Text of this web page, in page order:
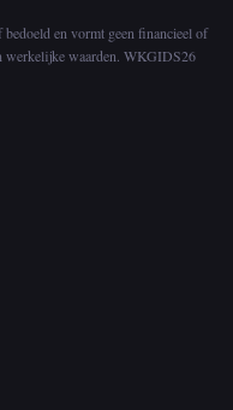
en vormt geen financieel of
werkelijke waarden. WKGIDS26